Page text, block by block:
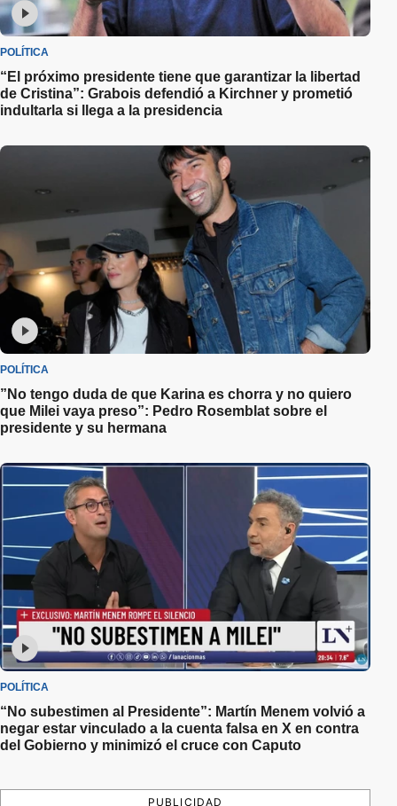
POLÍTICA
“El próximo presidente tiene que garantizar la libertad
de Cristina”: Grabois defendió a Kirchner y prometió
indultarla si llega a la presidencia
POLÍTICA
”No tengo duda de que Karina es chorra y no quiero
que Milei vaya preso”: Pedro Rosemblat sobre el
presidente y su hermana
POLÍTICA
“No subestimen al Presidente”: Martín Menem volvió a
negar estar vinculado a la cuenta falsa en X en contra
del Gobierno y minimizó el cruce con Caputo
PUBLICIDAD